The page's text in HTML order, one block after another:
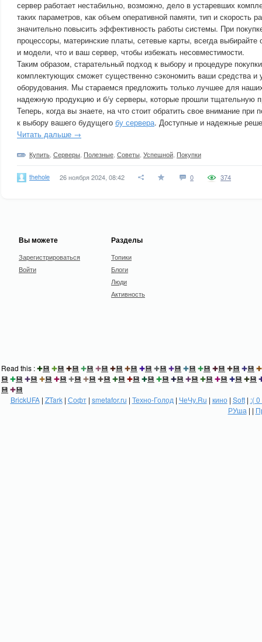
сервер работает нестабильно, возможно, дело в устаревших
таких параметров, как объем оперативной памяти, тип и скорость
значительно повысить эффективность работы системы. При
процессоры, материнские платы, сетевые карты, всегда
и модели, что и ваш сервер, чтобы избежать несовместимости.
Таким образом, старательный подход к выбору и процедуре
комплектующих сможет существенно сэкономить ваши средства и
оборудования. Мы стараемся предложить только лучшее для
надежную продукцию и б/у серверы, которые прошли тщательную
Теперь, когда вы знаете, на что стоит обратить свое внимание при
к выбору вашего будущего бу сервера. Доступные и надежные
Читать дальше →
Купить Серверы Полезные Советы Успешной Покупки
thehole 26 ноября 2024, 08:42 0 374
Вы можете
Зарегистрироваться
Войти
Разделы
Топики
Блоги
Люди
Активность
Read this :✚💾 ✚💾 ✚💾 ✚💾 ✚💾 ✚💾 ✚💾 ✚💾 ✚💾 ✚💾 ✚💾 ✚💾 ✚💾 ✚💾 ✚💾 ✚
💾 ✚💾 ✚💾 ✚💾 ✚💾 ✚💾 ✚💾 ✚💾 ✚💾 ✚💾 ✚💾 ✚💾 ✚💾 ✚💾 ✚💾 ✚💾 ✚💾 ✚💾
💾 ✚💾
BrickUFA| ZTark| Софт| smetafor.ru | Техно-Голод | ЧеЧу.Ru | кино| Soft| :(
РУша | |